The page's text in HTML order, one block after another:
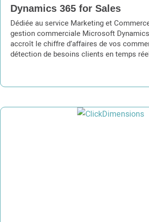
Dynamics 365 for Sales
Dédiée au service Marketing et
gestion commerciale Microsoft
accroît le chiffre d’affaires de vos
détection de besoins clients en temps